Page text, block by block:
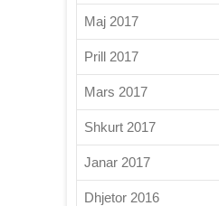
Maj 2017
Prill 2017
Mars 2017
Shkurt 2017
Janar 2017
Dhjetor 2016